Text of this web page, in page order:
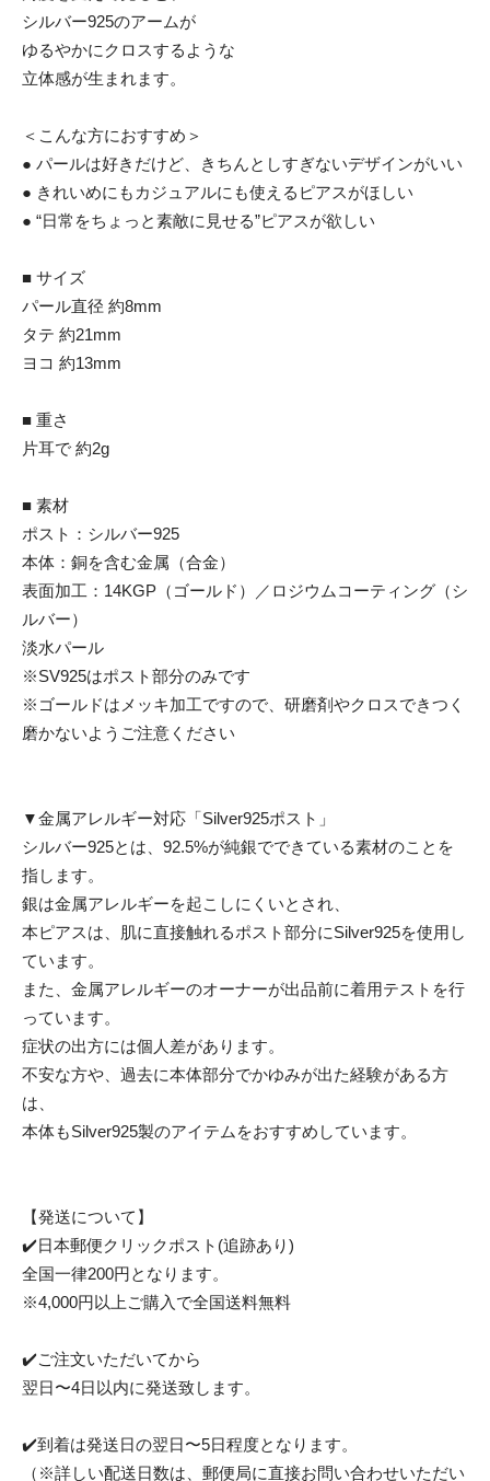
シルバー925のアームが
ゆるやかにクロスするような
立体感が生まれます。
＜こんな方におすすめ＞
● パールは好きだけど、きちんとしすぎないデザインがいい
● きれいめにもカジュアルにも使えるピアスがほしい
● “日常をちょっと素敵に見せる”ピアスが欲しい
■ サイズ
パール直径 約8mm
タテ 約21mm
ヨコ 約13mm
■ 重さ
片耳で 約2g
■ 素材
ポスト：シルバー925
本体：銅を含む金属（合金）
表面加工：14KGP（ゴールド）／ロジウムコーティング（シ
ルバー）
淡水パール
※SV925はポスト部分のみです
※ゴールドはメッキ加工ですので、研磨剤やクロスできつく
磨かないようご注意ください
▼金属アレルギー対応「Silver925ポスト」
シルバー925とは、92.5%が純銀でできている素材のことを
指します。
銀は金属アレルギーを起こしにくいとされ、
本ピアスは、肌に直接触れるポスト部分にSilver925を使用し
ています。
また、金属アレルギーのオーナーが出品前に着用テストを行
っています。
症状の出方には個人差があります。
不安な方や、過去に本体部分でかゆみが出た経験がある方
は、
本体もSilver925製のアイテムをおすすめしています。
【発送について】
✔️日本郵便クリックポスト(追跡あり)
全国一律200円となります。
※4,000円以上ご購入で全国送料無料
✔️ご注文いただいてから
翌日〜4日以内に発送致します。
✔️到着は発送日の翌日〜5日程度となります。
（※詳しい配送日数は、郵便局に直接お問い合わせいただい